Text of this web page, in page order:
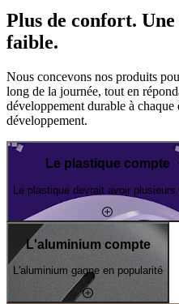
Plus de confort.
faible.
Nous concevons nos produits
long de la journée, tout en
développement durable à chaque
développement.
Le plastique compte
Le plastique devrait avoir plusieurs
L'aluminium compte
L'aluminium gagne en popularité